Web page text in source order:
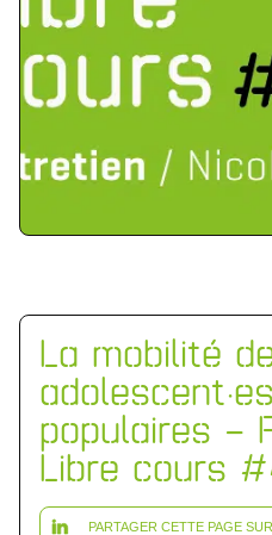
La mobilité
populaires –
Libre cours
PARTAGER CETTE PAGE